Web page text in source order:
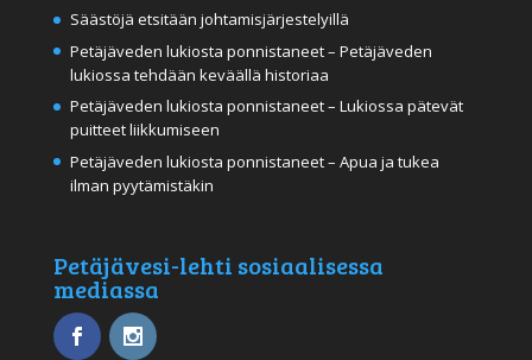
Säästöjä etsitään johtamisjärjestelyillä
Petäjäveden lukiosta ponnistaneet – Petäjäveden
lukiossa tehdään keväällä historiaa
Petäjäveden lukiosta ponnistaneet – Lukiossa pätevät
puitteet liikkumiseen
Petäjäveden lukiosta ponnistaneet – Apua ja tukea
ilman pyytämistäkin
Petäjävesi-lehti sosiaalisessa
mediassa